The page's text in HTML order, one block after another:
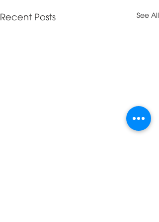
Recent Posts See All